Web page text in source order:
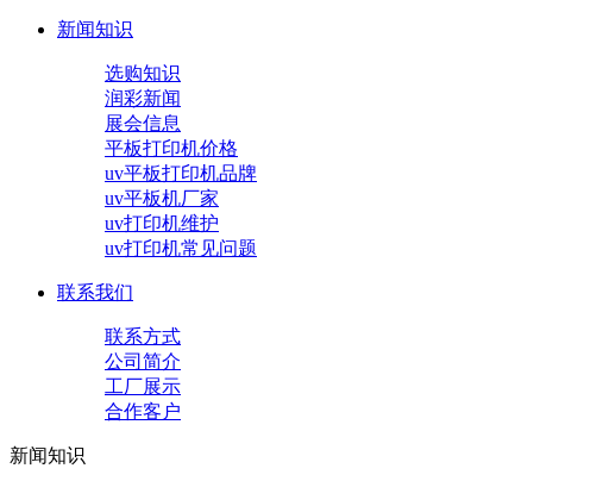
新闻知识
选购知识
润彩新闻
展会信息
平板打印机价格
uv平板打印机品牌
uv平板机厂家
uv打印机维护
uv打印机常见问题
联系我们
联系方式
公司简介
工厂展示
合作客户
新闻知识